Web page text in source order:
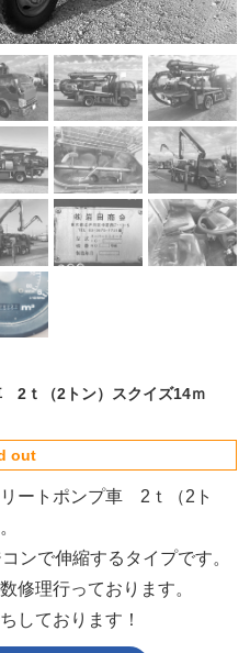
気楽にお問い合わせくださ
2ｔ（2トン）スクイズ14ｍ
out
ートポンプ車 2ｔ（2ト
ンで伸縮するタイプです。
修理行っております。
しております！